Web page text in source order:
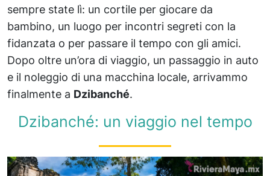
sempre state lì: un cortile per giocare da
bambino, un luogo per incontri segreti con la
fidanzata o per passare il tempo con gli amici.
Dopo oltre un’ora di viaggio, un passaggio in auto
e il noleggio di una macchina locale, arrivammo
finalmente a Dzibanché.
Dzibanché: un viaggio nel tempo